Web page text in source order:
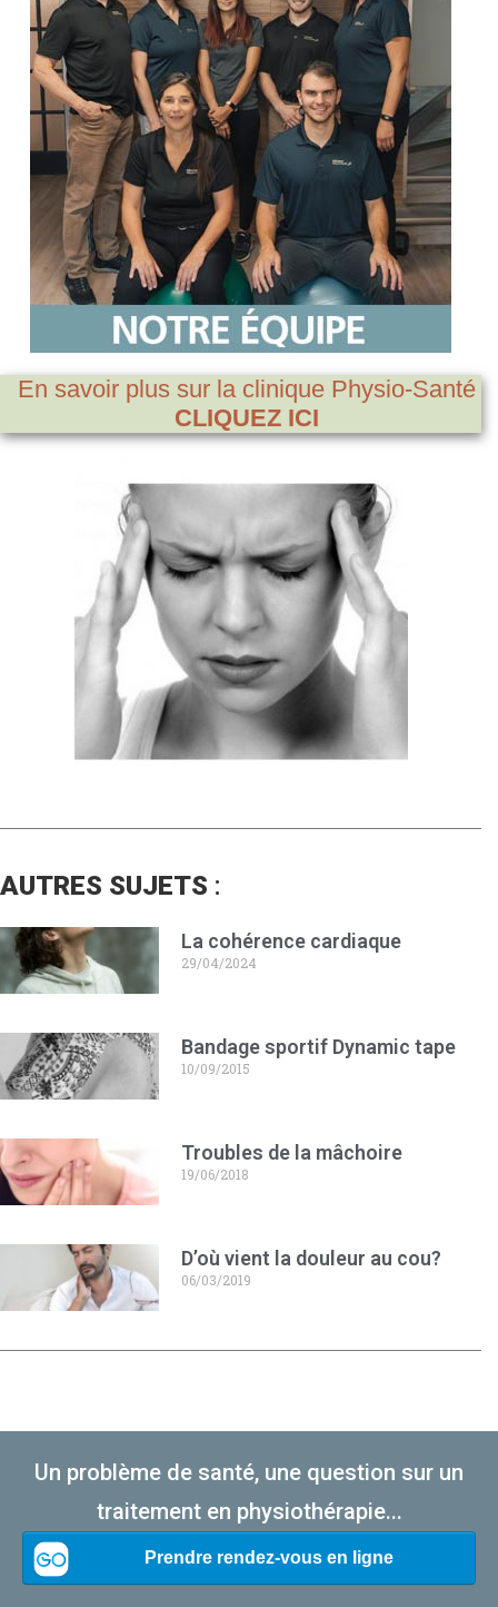
En savoir plus sur la clinique Physio-Santé
CLIQUEZ ICI
AUTRES SUJETS :
La cohérence cardiaque
29/04/2024
Bandage sportif Dynamic tape
10/09/2015
Troubles de la mâchoire
19/06/2018
D’où vient la douleur au cou?
06/03/2019
Un problème de santé, une question sur un
traitement en physiothérapie...